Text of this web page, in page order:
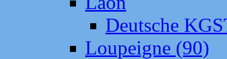
Deutsche
Loupeigne (90)